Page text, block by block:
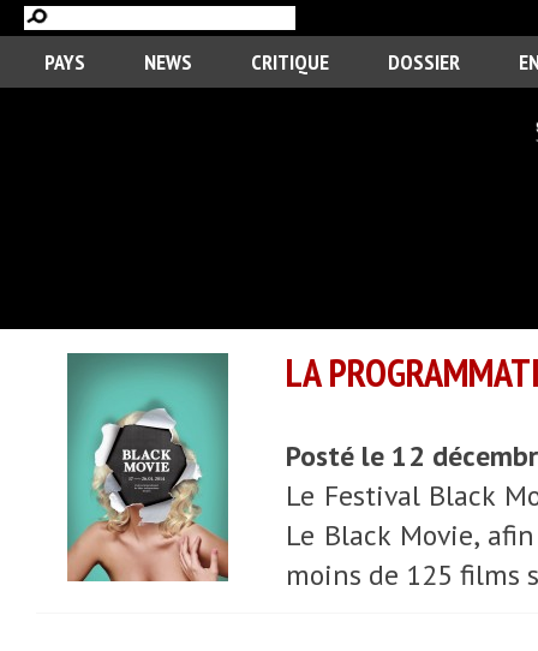
PAYS NEWS CRITIQUE DOSSIER
LA
Posté le 12
Le Festival Black
Le Black Movie,
moins de 125 films